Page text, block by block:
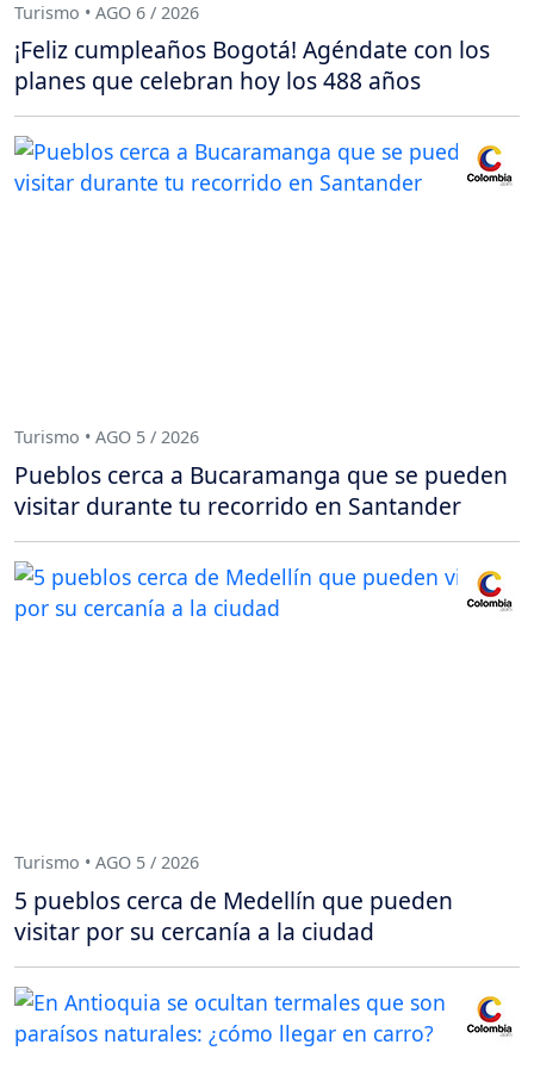
Turismo • AGO 6 / 2026
¡Feliz cumpleaños Bogotá! Agéndate con los
planes que celebran hoy los 488 años
Turismo • AGO 5 / 2026
Pueblos cerca a Bucaramanga que se pueden
visitar durante tu recorrido en Santander
Turismo • AGO 5 / 2026
5 pueblos cerca de Medellín que pueden
visitar por su cercanía a la ciudad